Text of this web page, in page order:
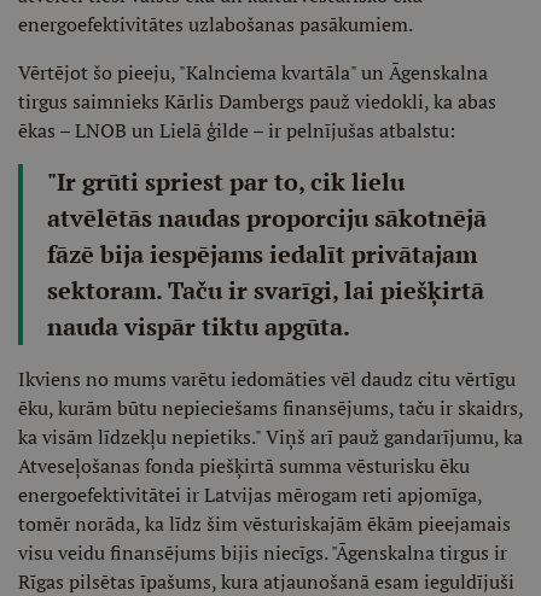
energoefektivitātes uzlabošanas pasākumiem.
Vērtējot šo pieeju, "Kalnciema kvartāla" un Āgenskalna
tirgus saimnieks Kārlis Dambergs pauž viedokli, ka abas
ēkas – LNOB un Lielā ģilde – ir pelnījušas atbalstu:
"Ir grūti spriest par to, cik lielu
atvēlētās naudas proporciju sākotnējā
fāzē bija iespējams iedalīt privātajam
sektoram. Taču ir svarīgi, lai piešķirtā
nauda vispār tiktu apgūta.
Ikviens no mums varētu iedomāties vēl daudz citu vērtīgu
ēku, kurām būtu nepieciešams finansējums, taču ir skaidrs,
ka visām līdzekļu nepietiks." Viņš arī pauž gandarījumu, ka
Atveseļošanas fonda piešķirtā summa vēsturisku ēku
energoefektivitātei ir Latvijas mērogam reti apjomīga,
tomēr norāda, ka līdz šim vēsturiskajām ēkām pieejamais
visu veidu finansējums bijis niecīgs. "Āgenskalna tirgus ir
Rīgas pilsētas īpašums, kura atjaunošanā esam ieguldījuši